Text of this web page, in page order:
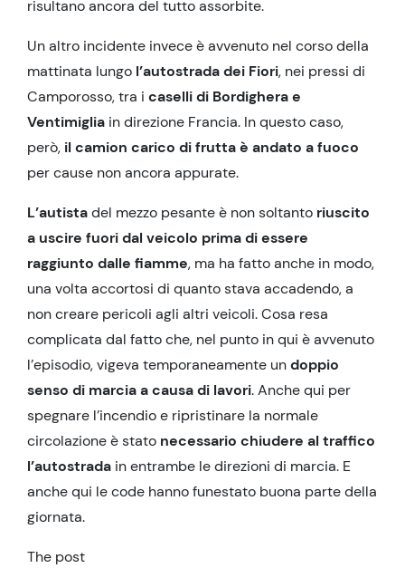
risultano ancora del tutto assorbite.
Un altro incidente invece è avvenuto nel corso della
mattinata lungo l’autostrada dei Fiori, nei pressi di
Camporosso, tra i caselli di Bordighera e
Ventimiglia in direzione Francia. In questo caso,
però, il camion carico di frutta è andato a fuoco
per cause non ancora appurate.
L’autistadel mezzo pesante è non soltanto riuscito
a uscire fuori dal veicolo prima di essere
raggiunto dalle fiamme, ma ha fatto anche in modo,
una volta accortosi di quanto stava accadendo, a
non creare pericoli agli altri veicoli. Cosa resa
complicata dal fatto che, nel punto in qui è avvenuto
l’episodio, vigeva temporaneamente undoppio
senso di marcia a causa di lavori. Anche qui per
spegnare l’incendio e ripristinare la normale
circolazione è stato necessario chiudere al traffico
l’autostrada in entrambe le direzioni di marcia. E
anche qui le code hanno funestato buona parte della
giornata.
The post